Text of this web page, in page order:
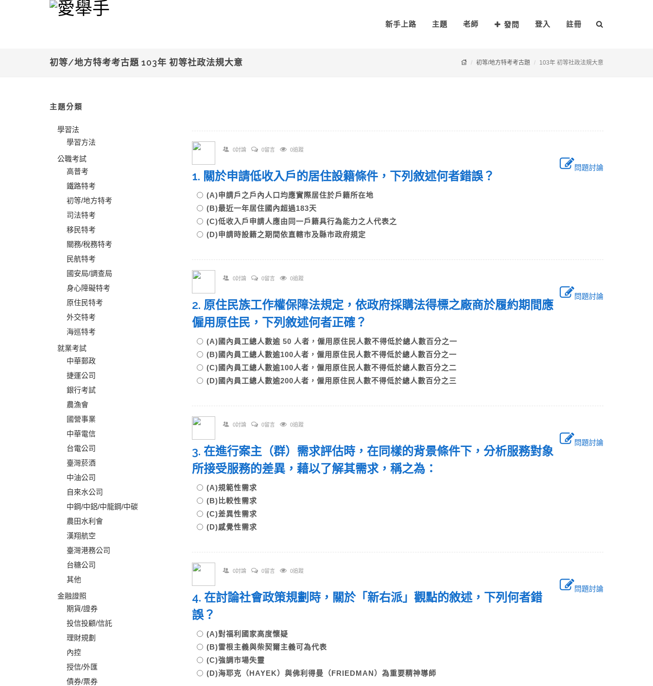
新手上路 主題 老師 發問 登入 註冊
初等/地方特考考古題 103年 初等社政法規大意 初等/地方特考考古題 103年 初等社政法規大意
主題分類
學習法
學習方法
公職考試
高普考
鐵路特考
初等/地方特考
司法特考
移民特考
關務/稅務特考
民航特考
國安局/調查局
身心障礙特考
原住民特考
外交特考
海巡特考
就業考試
中華郵政
捷運公司
銀行考試
農漁會
國營事業
中華電信
台電公司
臺灣菸酒
中油公司
自來水公司
中鋼/中鋁/中龍鋼/中碳
農田水利會
漢翔航空
臺灣港務公司
台糖公司
其他
金融證照
期貨/證券
投信投顧/信託
理財規劃
內控
授信/外匯
債券/票券
0討論 0留言 0追蹤
問題討論
1. 關於申請低收入戶的居住設籍條件，下列敘述何者錯誤？
(A)申請戶之戶內人口均應實際居住於戶籍所在地
(B)最近一年居住國內超過183天
(C)低收入戶申請人應由同一戶籍具行為能力之人代表之
(D)申請時設籍之期間依直轄市及縣市政府規定
0討論 0留言 0追蹤
問題討論
2. 原住民族工作權保障法規定，依政府採購法得標之廠商於履約期間應
僱用原住民，下列敘述何者正確？
(A)國內員工總人數逾 50 人者，僱用原住民人數不得低於總人數百分之一
(B)國內員工總人數逾100人者，僱用原住民人數不得低於總人數百分之一
(C)國內員工總人數逾100人者，僱用原住民人數不得低於總人數百分之二
(D)國內員工總人數逾200人者，僱用原住民人數不得低於總人數百分之三
0討論 0留言 0追蹤
問題討論
3. 在進行案主（群）需求評估時，在同樣的背景條件下，分析服務對象
所接受服務的差異，藉以了解其需求，稱之為：
(A)規範性需求
(B)比較性需求
(C)差異性需求
(D)感覺性需求
0討論 0留言 0追蹤
問題討論
4. 在討論社會政策規劃時，關於「新右派」觀點的敘述，下列何者錯
誤？
(A)對福利國家高度懷疑
(B)雷根主義與柴契爾主義可為代表
(C)強調市場失靈
(D)海耶克（HAYEK）與佛利得曼（FRIEDMAN）為重要精神導師